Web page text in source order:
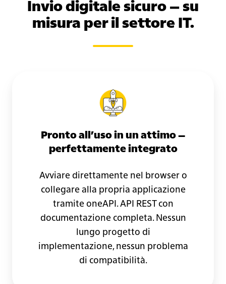
Invio digitale sicuro – su
misura per il settore IT.
Pronto all’uso in un attimo –
perfettamente integrato
Avviare direttamente nel browser o
collegare alla propria applicazione
tramite oneAPI. API REST con
documentazione completa. Nessun
lungo progetto di
implementazione, nessun problema
di compatibilità.